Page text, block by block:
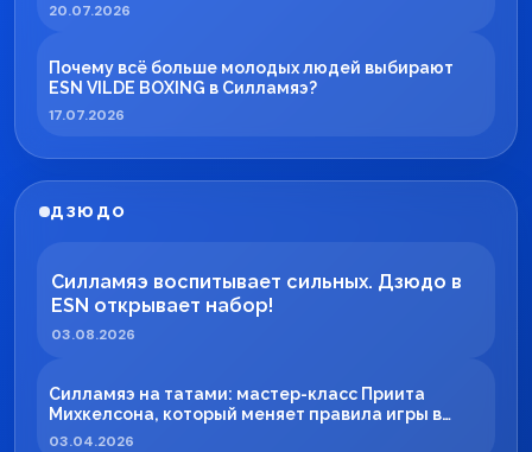
20.07.2026
Почему всё больше молодых людей выбирают
ESN VILDE BOXING в Силламяэ?
17.07.2026
ДЗЮДО
Силламяэ воспитывает сильных. Дзюдо в
ESN открывает набор!
03.08.2026
Силламяэ на татами: мастер-класс Приита
Михкелсона, который меняет правила игры в
регионе
03.04.2026